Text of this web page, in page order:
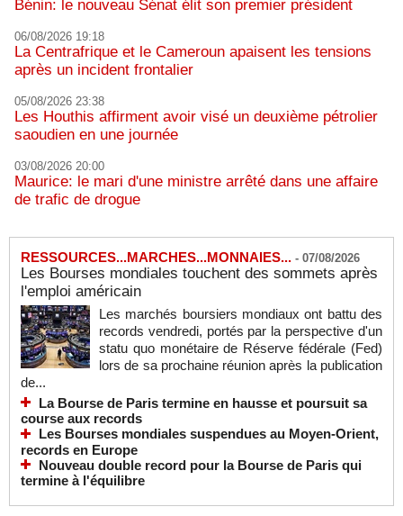
Bénin: le nouveau Sénat élit son premier président
06/08/2026 19:18
La Centrafrique et le Cameroun apaisent les tensions
après un incident frontalier
05/08/2026 23:38
Les Houthis affirment avoir visé un deuxième pétrolier
saoudien en une journée
03/08/2026 20:00
Maurice: le mari d'une ministre arrêté dans une affaire
de trafic de drogue
RESSOURCES...MARCHES...MONNAIES... - 07/08/2026
Les Bourses mondiales touchent des sommets après
l'emploi américain
Les marchés boursiers mondiaux ont battu des
records vendredi, portés par la perspective d'un
statu quo monétaire de Réserve fédérale (Fed)
lors de sa prochaine réunion après la publication
de...
La Bourse de Paris termine en hausse et poursuit sa
course aux records
Les Bourses mondiales suspendues au Moyen-Orient,
records en Europe
Nouveau double record pour la Bourse de Paris qui
termine à l'équilibre